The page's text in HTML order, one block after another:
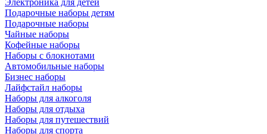
Электроника для детей
Подарочные наборы детям
Подарочные наборы
Чайные наборы
Кофейные наборы
Наборы с блокнотами
Автомобильные наборы
Бизнес наборы
Лайфстайл наборы
Наборы для алкоголя
Наборы для отдыха
Наборы для путешествий
Наборы для спорта